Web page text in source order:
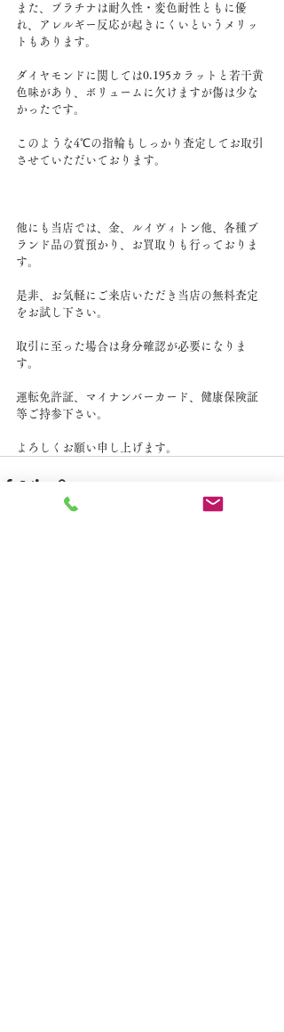
また、プラチナは耐久性・変色耐性ともに優
れ、アレルギー反応が起きにくいというメリッ
トもあります。
ダイヤモンドに関しては0.195カラットと若干黄
色味があり、ボリュームに欠けますが傷は少な
かったです。
このような4℃の指輪もしっかり査定してお取引
させていただいております。
他にも当店では、金、ルイヴィトン他、各種ブ
ランド品の質預かり、お買取りも行っておりま
す。
是非、お気軽にご来店いただき当店の無料査定
をお試し下さい。
取引に至った場合は身分確認が必要になりま
す。
運転免許証、マイナンバーカード、健康保険証
等ご持参下さい。
よろしくお願い申し上げます。